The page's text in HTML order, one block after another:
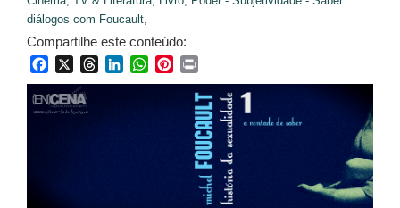
diálogos com Foucault,
Compartilhe este conteúdo:
FacebookThreadsLinkedInWhatsApp
Pinterest